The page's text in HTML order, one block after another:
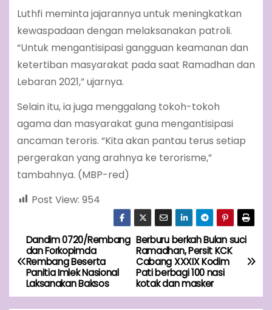
Luthfi meminta jajarannya untuk meningkatkan
kewaspadaan dengan melaksanakan patroli.
“Untuk mengantisipasi gangguan keamanan dan
ketertiban masyarakat pada saat Ramadhan dan
Lebaran 2021,” ujarnya.
Selain itu, ia juga menggalang tokoh-tokoh
agama dan masyarakat guna mengantisipasi
ancaman teroris. “Kita akan pantau terus setiap
pergerakan yang arahnya ke terorisme,”
tambahnya. (MBP-red)
Post View: 954
P
o
s
Berburu berkah Bulan suci
Ramadhan, Persit KCK
Cabang XXXIX Kodim
Pati berbagi 100 nasi
kotak dan masker
Dandim 0720/Rembang
dan Forkopimda
Rembang Beserta
Panitia Imlek Nasional
Laksanakan Baksos